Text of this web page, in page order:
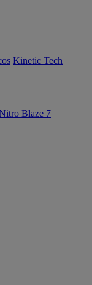
Kinetic Tech
Blaze 7